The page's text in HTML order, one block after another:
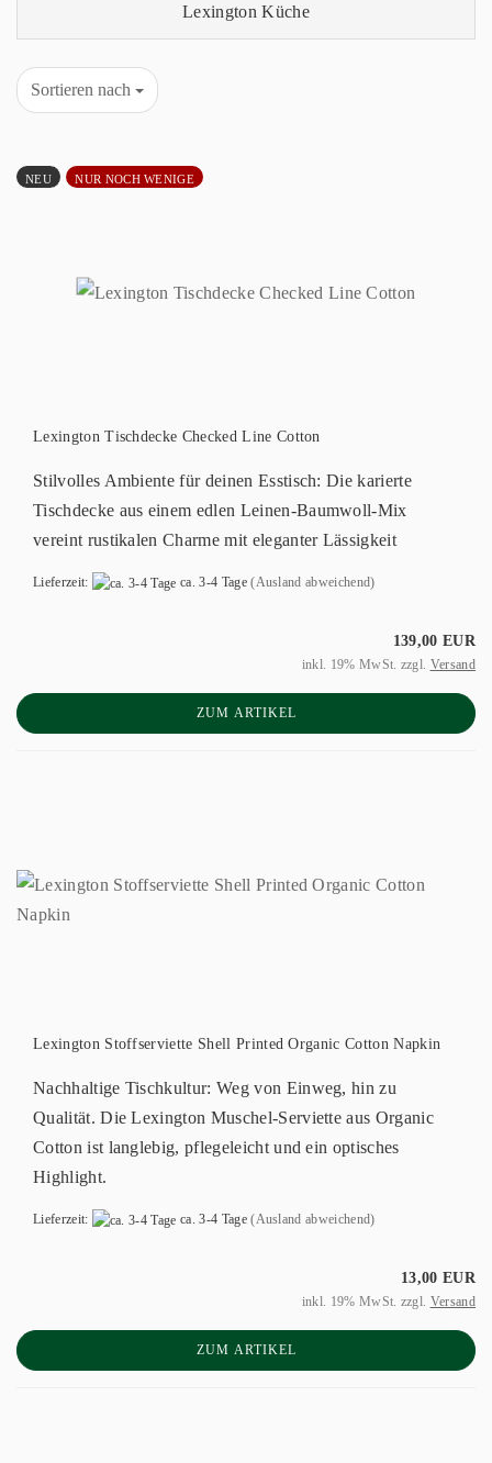
Lexington Küche
Sortieren nach
NEU NUR NOCH WENIGE
Lexington Tischdecke Checked Line Cotton
Stilvolles Ambiente für deinen Esstisch: Die karierte
Tischdecke aus einem edlen Leinen-Baumwoll-Mix
vereint rustikalen Charme mit eleganter Lässigkeit
Lieferzeit: ca. 3-4 Tage (Ausland abweichend)
139,00 EUR
inkl. 19% MwSt. zzgl. Versand
ZUM ARTIKEL
Lexington Stoffserviette Shell Printed Organic Cotton Napkin
Nachhaltige Tischkultur: Weg von Einweg, hin zu
Qualität. Die Lexington Muschel-Serviette aus Organic
Cotton ist langlebig, pflegeleicht und ein optisches
Highlight.
Lieferzeit: ca. 3-4 Tage (Ausland abweichend)
13,00 EUR
inkl. 19% MwSt. zzgl. Versand
ZUM ARTIKEL